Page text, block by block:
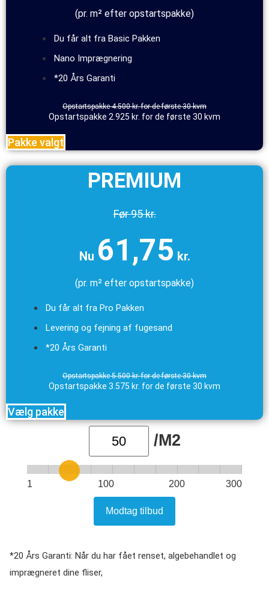
(pr. m² efter opstartspakke)
Du får alt fra Basic Pakken
Nano Imprægnering
*20 Års Garanti
Opstartspakke 4.500 kr. for de første 30 kvm
Opstartspakke 2.925 kr. for de første 30 kvm
Pakke valgt
PREMIUM
Før 95 kr.
Nu 61,75 kr.
(pr. m² efter opstartspakke)
Du får alt fra Pro Pakken
Levering og fejning af fugesand
*20 Års Garanti
Opstartspakke 5.500 kr. for de første 30 kvm
Opstartspakke 3.575 kr. for de første 30 kvm
Vælg pakke
/M2
1 100 200 300
Modtag tilbud
*20 Års Garanti: Når du har fået renset, algebehandlet og
imprægneret dine fliser,